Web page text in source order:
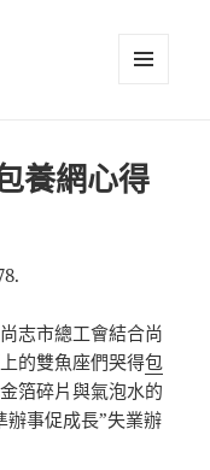
養網心得
志市總工會結合尚
的雙魚座們哭得包
箔碎片與氣泡水的
辦事促成長”失業辦